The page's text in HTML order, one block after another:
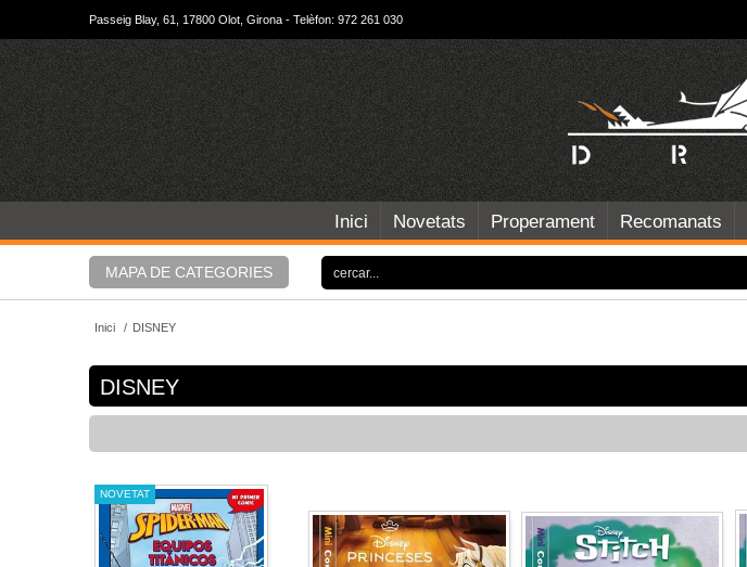
Passeig Blay, 61, 17800 Olot, Girona - Telèfon: 972 261 030
Inici Novetats Properament Recomanats
MAPA DE CATEGORIES
Inici / DISNEY
DISNEY
NOVETAT